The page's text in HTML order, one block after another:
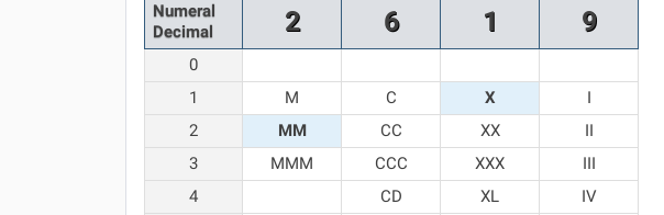
Numeral
Decimal
2 6 1 9
0
1
M C X
I
2
MM CC XX
II
3
MMM CCC XXX
III
4
CD XL
IV